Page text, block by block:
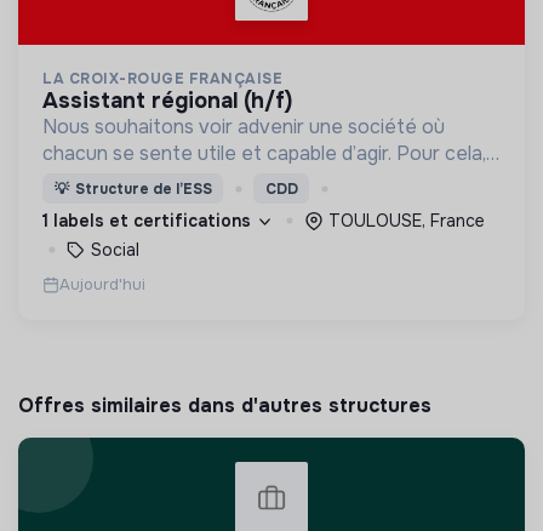
LA CROIX-ROUGE FRANÇAISE
assistant régional (h/f)
Nous souhaitons voir advenir une société où
chacun se sente utile et capable d’agir. Pour cela,
nous proposons des moyens et des lieux
d’engagement innovants et adaptés à tous.
💡 Structure de l’ESS CDD
1 labels et certifications
TOULOUSE, France
Social
Aujourd'hui
Offres similaires dans d'autres structures